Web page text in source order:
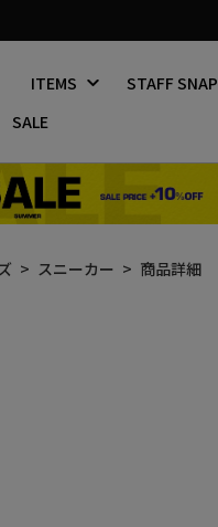
ITEMS STAFF SNAP
SALE
スニーカー 商品詳細